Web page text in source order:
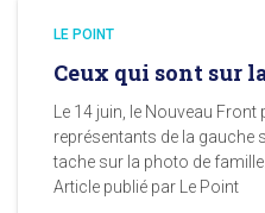
LE POINT
Ceux qui sont sur
Le 14 juin, le Nouveau
représentants de la
tache sur la photo de famille.
Article publié par Le Point